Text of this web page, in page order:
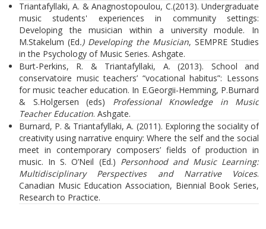
Triantafyllaki, A. & Anagnostopoulou, C.(2013). Undergraduate
music students' experiences in community settings:
Developing the musician within a university module. In
M.Stakelum (Ed.) Developing the Musician, SEMPRE Studies
in the Psychology of Music Series. Ashgate.
Burt-Perkins, R. & Triantafyllaki, A. (2013). School and
conservatoire music teachers’ “vocational habitus”: Lessons
for music teacher education. In E.Georgii-Hemming, P.Burnard
& S.Holgersen (eds) Professional Knowledge in Music
Teacher Education. Ashgate.
Burnard, P. & Triantafyllaki, A. (2011). Exploring the sociality of
creativity using narrative enquiry: Where the self and the social
meet in contemporary composers’ fields of production in
music. In S. O’Neil (Εd.) Personhood and Music Learning:
Multidisciplinary Perspectives and Narrative Voices.
Canadian Music Education Association, Biennial Book Series,
Research to Practice.